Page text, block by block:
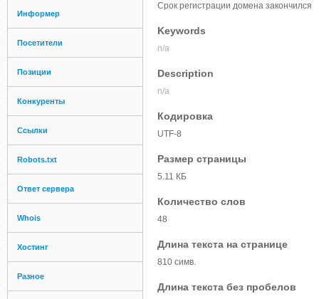
Информер
Посетители
Позиции
Конкуренты
Ссылки
Robots.txt
Ответ сервера
Whois
Хостинг
Разное
Срок регистрации домена закончился
Keywords
n/a
Description
n/a
Кодировка
UTF-8
Размер страницы
5.11 КБ
Количество слов
48
Длина текста на странице
810 симв.
Длина текста без пробелов